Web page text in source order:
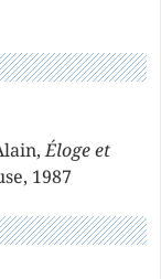
Éloge et
1987